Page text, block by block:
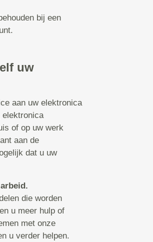
bij een
uw
aan uw elektronica
elektronica
of op uw werk
aan de
dat u uw
die worden
u meer hulp of
met onze
u verder helpen.